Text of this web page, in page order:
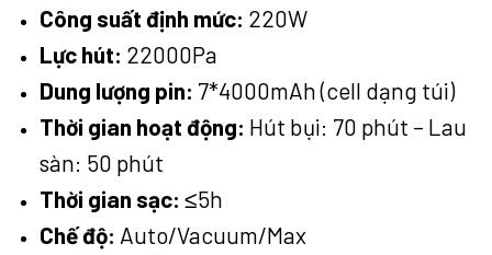
Công suất định mức: 220W
Lực hút: 22000Pa
Dung lượng pin: 7*4000mAh (cell dạng túi)
Thời gian hoạt động: Hút bụi: 70 phút – Lau
sàn: 50 phút
Thời gian sạc: ≤5h
Chế độ: Auto/Vacuum/Max